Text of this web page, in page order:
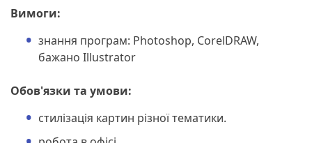
Вимоги:
знання програм: Photoshop, CorelDRAW,
бажано Illustrator
Обов'язки та умови:
стилізація картин різної тематики.